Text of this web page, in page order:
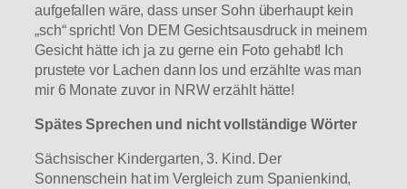
aufgefallen wäre, dass unser Sohn überhaupt kein
„sch“ spricht! Von DEM Gesichtsausdruck in meinem
Gesicht hätte ich ja zu gerne ein Foto gehabt! Ich
prustete vor Lachen dann los und erzählte was man
mir 6 Monate zuvor in NRW erzählt hätte!
Spätes Sprechen und nicht vollständige Wörter
Sächsischer Kindergarten, 3. Kind. Der
Sonnenschein hat im Vergleich zum Spanienkind,